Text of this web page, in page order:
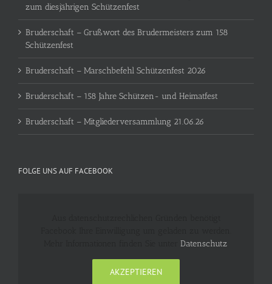
zum diesjährigen Schützenfest
Bruderschaft – Grußwort des Brudermeisters zum 158
Schützenfest
Bruderschaft – Marschbefehl Schützenfest 2026
Bruderschaft – 158 Jahre Schützen- und Heimatfest
Bruderschaft – Mitgliederversammlung 21.06.26
FOLGE UNS AUF FACEBOOK
Datenschutz
AKZEPTIEREN